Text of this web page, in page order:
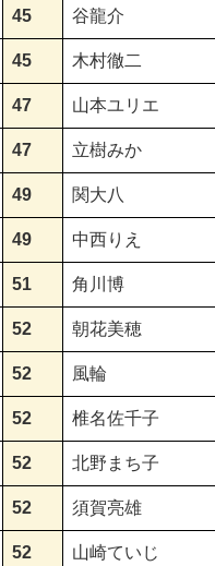
45 谷龍介
45 木村徹二
47 山本ユリエ
47 立樹みか
49 関大八
49 中西りえ
51 角川博
52 朝花美穂
52 風輪
52 椎名佐千子
52 北野まち子
52 須賀亮雄
52 山崎ていじ